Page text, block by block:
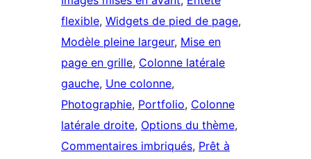
flexible, Widgets de pied de page
Modèle pleine largeur, Mise en
page en grille, Colonne latérale
gauche, Une colonne
Photographie, Portfolio, Colonne
latérale droite, Options du thème
Commentaires imbriqués, Prêt à